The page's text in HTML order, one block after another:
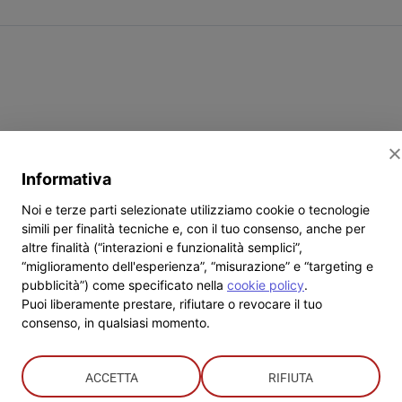
Informativa
Noi e terze parti selezionate utilizziamo cookie o tecnologie
simili per finalità tecniche e, con il tuo consenso, anche per
altre finalità (“interazioni e funzionalità semplici”,
“miglioramento dell'esperienza”, “misurazione” e “targeting e
pubblicità”) come specificato nella cookie policy.
Puoi liberamente prestare, rifiutare o revocare il tuo
consenso, in qualsiasi momento.
ACCETTA RIFIUTA